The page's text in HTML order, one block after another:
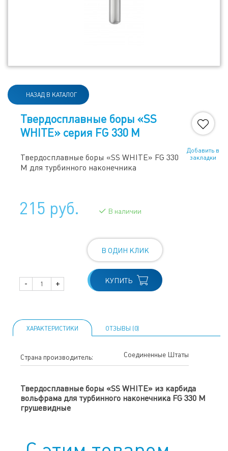
НАЗАД В КАТАЛОГ
Твердосплавные боры «SS
WHITE» серия FG 330 M
Твердосплавные боры «SS WHITE» FG 330
M для турбинного наконечника
Добавить в
закладки
215 руб. В наличии
- +
В ОДИН КЛИК
КУПИТЬ
ХАРАКТЕРИСТИКИ ОТЗЫВЫ (0)
Страна производитель: Соединенные Штаты
Твердосплавные боры «SS WHITE» из карбида
вольфрама для турбинного наконечника FG 330 M
грушевидные